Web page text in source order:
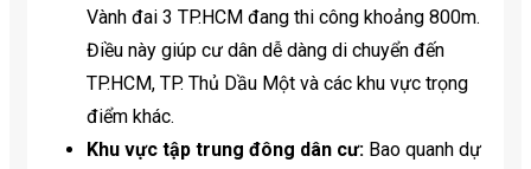
Vành đai 3 TP.HCM đang thi công khoảng 800m.
Điều này giúp cư dân dễ dàng di chuyển đến
TP.HCM, TP. Thủ Dầu Một và các khu vực trọng
điểm khác.
Khu vực tập trung đông dân cư: Bao quanh dự